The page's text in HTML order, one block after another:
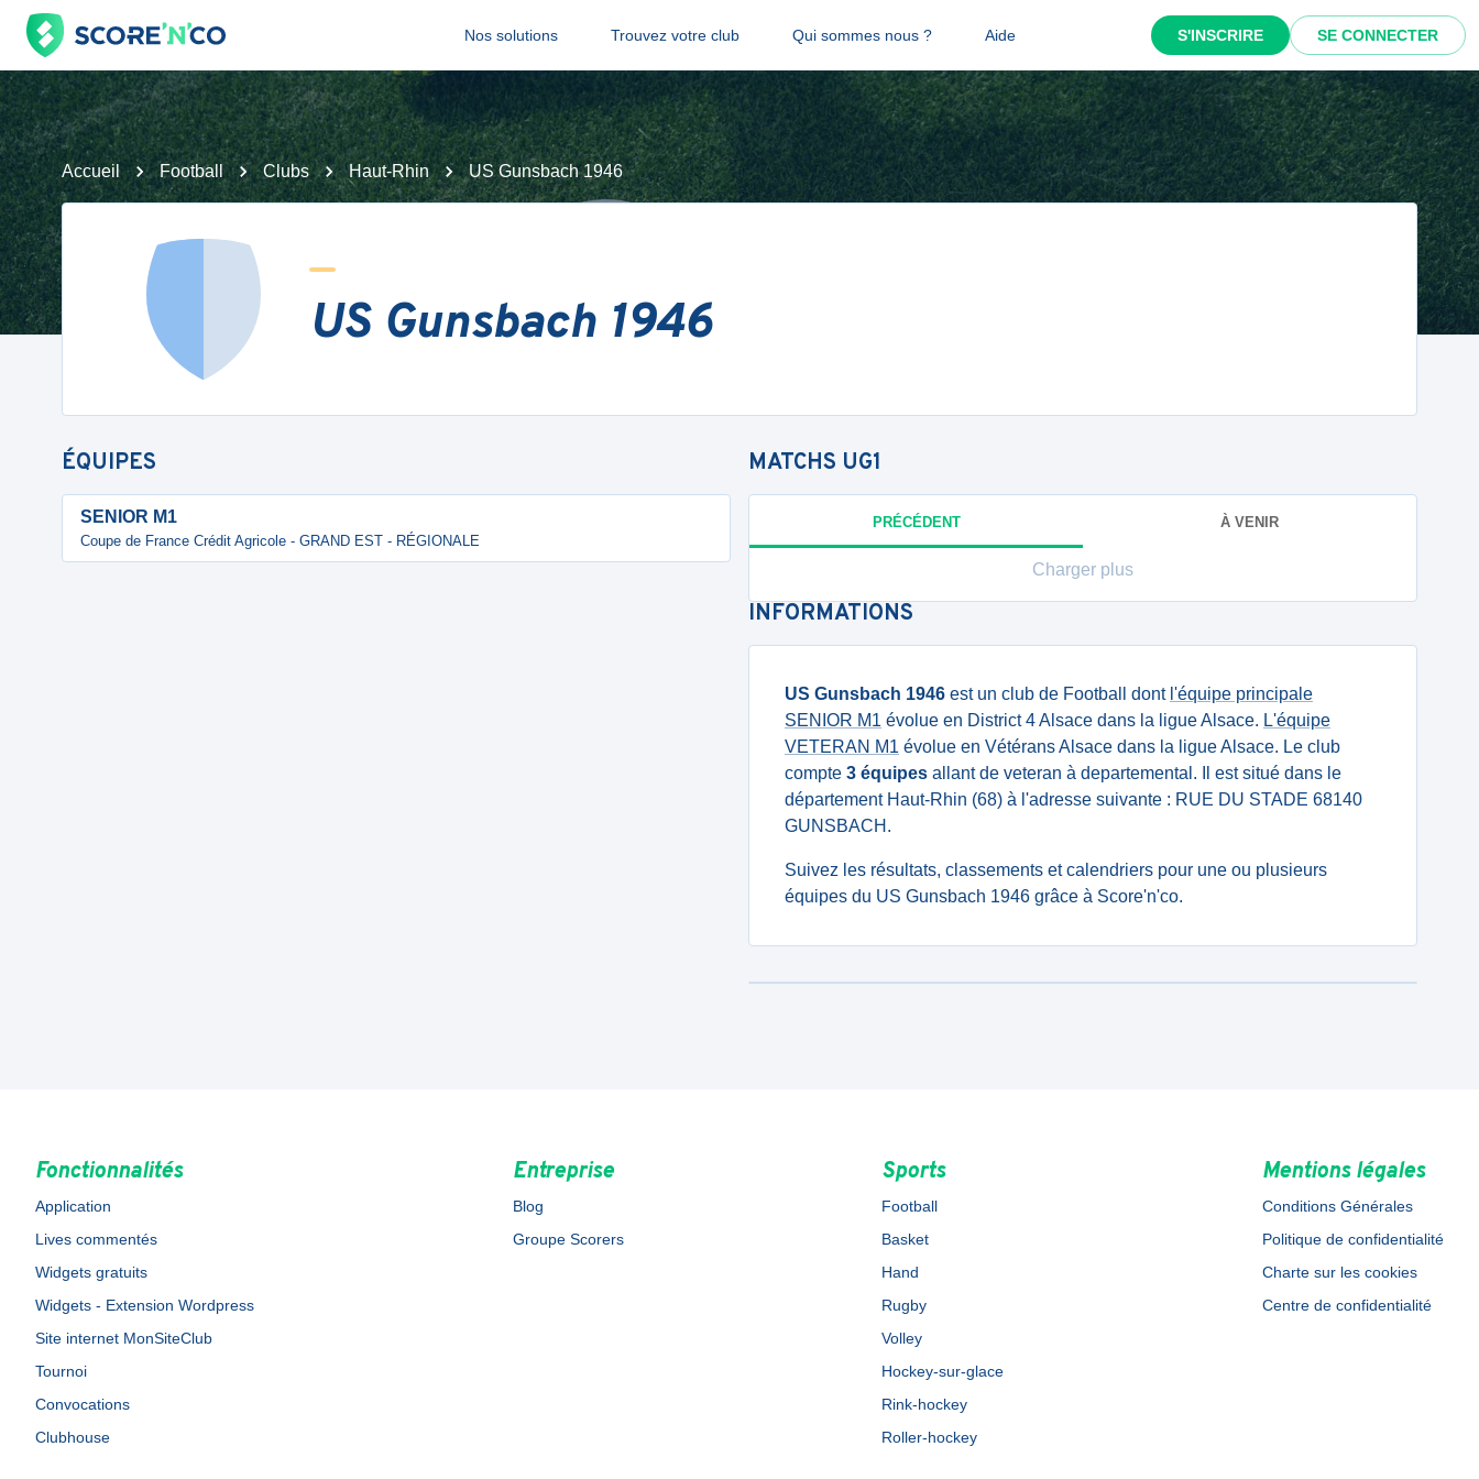
Nos solutions Trouvez votre club Qui sommes nous ? Aide S'INSCRIRE SE CONNECTER
Accueil Football Clubs Haut-Rhin US Gunsbach 1946
US Gunsbach 1946
ÉQUIPES
SENIOR M1
Coupe de France Crédit Agricole - GRAND EST - RÉGIONALE
MATCHS UG1
PRÉCÉDENT À VENIR
Charger plus
INFORMATIONS
US Gunsbach 1946 est un club de Football dont l'équipe principale
SENIOR M1 évolue en District 4 Alsace dans la ligue Alsace. L'équipe
VETERAN M1 évolue en Vétérans Alsace dans la ligue Alsace. Le club
compte 3 équipes allant de veteran à departemental. Il est situé dans le
département Haut-Rhin (68) à l'adresse suivante : RUE DU STADE 68140
GUNSBACH.
Suivez les résultats, classements et calendriers pour une ou plusieurs
équipes du US Gunsbach 1946 grâce à Score'n'co.
Fonctionnalités
Application
Lives commentés
Widgets gratuits
Widgets - Extension Wordpress
Site internet MonSiteClub
Tournoi
Convocations
Clubhouse
Entreprise
Blog
Groupe Scorers
Sports
Football
Basket
Hand
Rugby
Volley
Hockey-sur-glace
Rink-hockey
Roller-hockey
Mentions légales
Conditions Générales
Politique de confidentialité
Charte sur les cookies
Centre de confidentialité